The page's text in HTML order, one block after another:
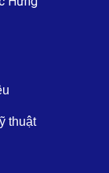
thuật